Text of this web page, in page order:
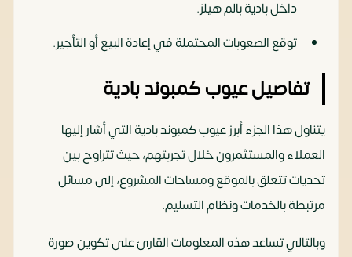
داخل بادية بالم هيلز.
توقع الصعوبات المحتملة في إعادة البيع أو التأجير.
تفاصيل عيوب كمبوند بادية
يتناول هذا الجزء أبرز عيوب كمبوند بادية التي أشار إليها
العملاء والمستثمرون خلال تجربتهم، حيث تتراوح بين
تحديات تتعلق بالموقع ومساحات المشروع، إلى مسائل
مرتبطة بالخدمات ونظام التسليم.
وبالتالي تساعد هذه المعلومات القارئ على تكوين صورة